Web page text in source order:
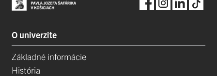
O univerzite
Základné informácie
História